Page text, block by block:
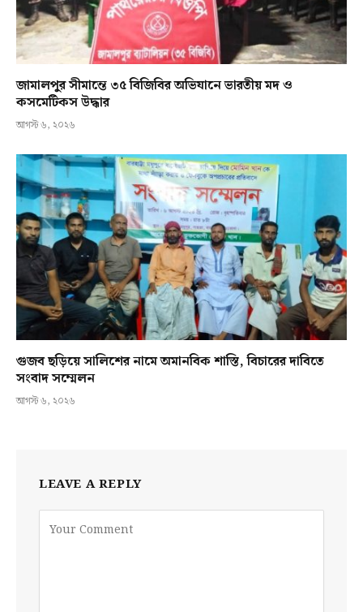
জামালপুর সীমান্তে ৩৫ বিজিবির অভিযানে ভারতীয় মদ ও
কসমেটিকস উদ্ধার
আগস্ট ৬, ২০২৬
গুজব ছড়িয়ে সালিশের নামে অমানবিক শাস্তি, বিচারের দাবিতে
সংবাদ সম্মেলন
আগস্ট ৬, ২০২৬
LEAVE A REPLY